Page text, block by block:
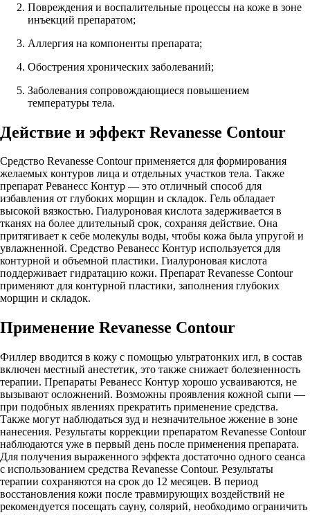
Повреждения и воспалительные процессы на коже в зоне
инъекций препаратом;
Аллергия на компоненты препарата;
Обострения хронических заболеваний;
Заболевания сопровождающиеся повышением
температуры тела.
Действие и эффект Revanesse Contour
Средство Revanesse Contour применяется для формирования
желаемых контуров лица и отдельных участков тела. Также
препарат Реванесс Контур — это отличный способ для
избавления от глубоких морщин и складок. Гель обладает
высокой вязкостью. Гиалуроновая кислота задерживается в
тканях на более длительный срок, сохраняя действие. Она
притягивает к себе молекулы воды, чтобы кожа была упругой и
увлажненной. Средство Реванесс Контур используется для
контурной и объемной пластики. Гиалуроновая кислота
поддерживает гидратацию кожи. Препарат Revanesse Contour
применяют для контурной пластики, заполнения глубоких
морщин и складок.
Применение Revanesse Contour
Филлер вводится в кожу с помощью ультратонких игл, в состав
включен местный анестетик, это также снижает болезненность
терапии. Препараты Реванесс Контур хорошо усваиваются, не
вызывают осложнений. Возможны проявления кожной сыпи —
при подобных явлениях прекратить применение средства.
Также могут наблюдаться зуд и незначительное жжение в зоне
нанесения. Результаты коррекции препаратом Revanesse Contour
наблюдаются уже в первый день после применения препарата.
Для получения выраженного эффекта достаточно одного сеанса
с использованием средства Revanesse Contour. Результаты
терапии сохраняются на срок до 12 месяцев. В период
восстановления кожи после травмирующих воздействий не
рекомендуется посещать сауну, солярий, необходимо ограничить